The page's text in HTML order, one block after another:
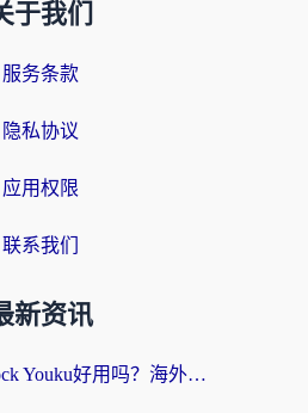
于我们
服务条款
隐私协议
应用权限
联系我们
新资讯
ChickCN和Unblock Youku好用吗？海外党亲测3款回国加速器，附iOS免费选择指南